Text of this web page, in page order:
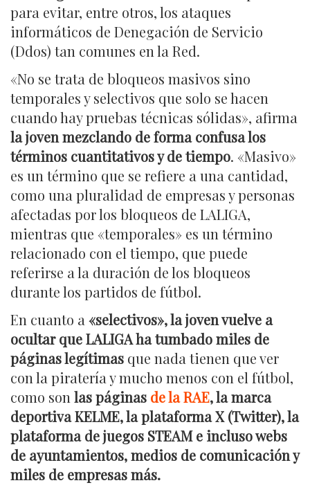
para evitar, entre otros, los ataques
informáticos de Denegación de Servicio
(Ddos) tan comunes en la Red.
«No se trata de bloqueos masivos sino
temporales y selectivos que solo se hacen
cuando hay pruebas técnicas sólidas», afirma
la joven mezclando de forma confusa los
términos cuantitativos y de tiempo. «Masivo»
es un término que se refiere a una cantidad,
como una pluralidad de empresas y personas
afectadas por los bloqueos de LALIGA,
mientras que «temporales» es un término
relacionado con el tiempo, que puede
referirse a la duración de los bloqueos
durante los partidos de fútbol.
En cuanto a «selectivos», la joven vuelve a
ocultar que LALIGA ha tumbado miles de
páginas legítimas que nada tienen que ver
con la piratería y mucho menos con el fútbol,
como son las páginas de la RAE, la marca
deportiva KELME, la plataforma X (Twitter), la
plataforma de juegos STEAM e incluso webs
de ayuntamientos, medios de comunicación y
miles de empresas más.